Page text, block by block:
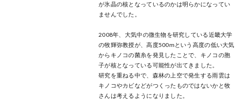
が氷晶の核となっているのかは明らかになってい
ませんでした。
2008年、大気中の微生物を研究している近畿大学
の牧輝弥教授が、高度500mという高度の低い大気
からキノコの菌糸を発見したことで、キノコの胞
子が核となっている可能性が出てきました。
研究を重ねる中で、森林の上空で発生する雨雲は
キノコやカビなどがつくったものではないかと牧
さんは考えるようになりました。